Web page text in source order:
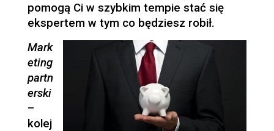
pomogą Ci w szybkim tempie stać się
ekspertem w tym co będziesz robił.
Mark
eting
partn
erski
–
kolej